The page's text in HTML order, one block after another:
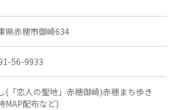
県赤穂市御崎634
56-9933
(「恋人の聖地」赤穂御崎)赤穂まち歩き
MAP配布など)